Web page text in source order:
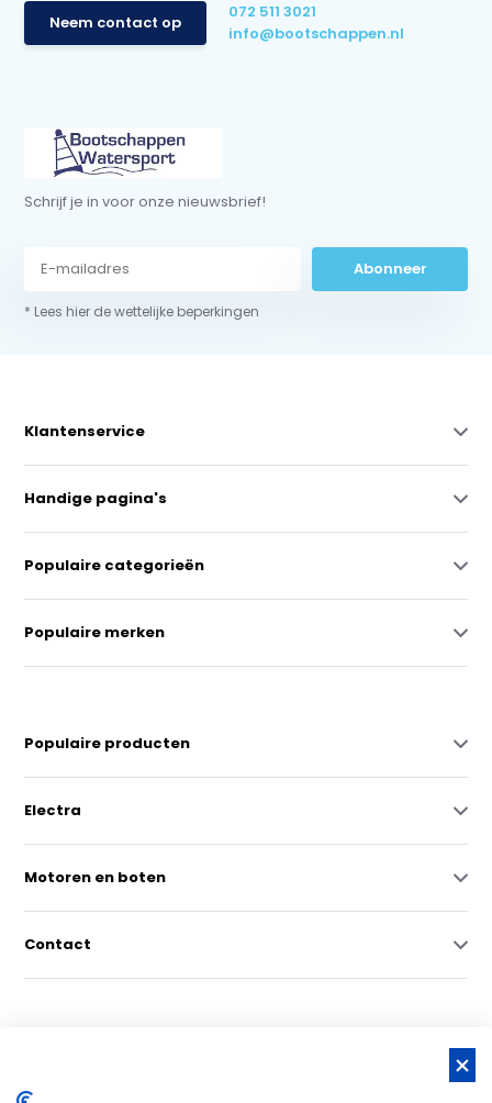
Neem contact op
072 511 3021
info@bootschappen.nl
Schrijf je in voor onze nieuwsbrief!
Abonneer
* Lees hier de wettelijke beperkingen
Klantenservice
Handige pagina's
Populaire categorieën
Populaire merken
Populaire producten
Electra
Motoren en boten
Contact